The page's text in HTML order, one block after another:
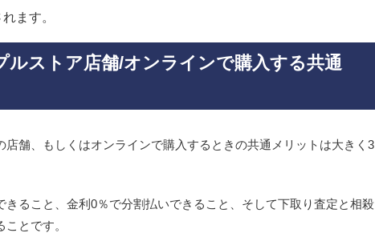
ます。
ルストア店舗/オンラインで購入する共通
店舗、もしくはオンラインで購入するときの共通メリットは大きく3
きること、金利0％で分割払いできること、そして下取り査定と相殺
とです。